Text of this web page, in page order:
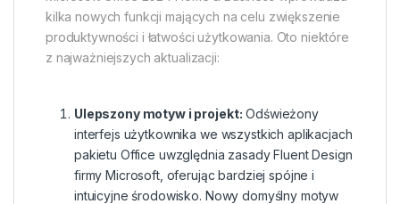
kilka nowych funkcji mających na celu zwiększenie
produktywności i łatwości użytkowania. Oto niektóre
z najważniejszych aktualizacji:
Ulepszony motyw i projekt: Odświeżony
interfejs użytkownika we wszystkich aplikacjach
pakietu Office uwzględnia zasady Fluent Design
firmy Microsoft, oferując bardziej spójne i
intuicyjne środowisko. Nowy domyślny motyw